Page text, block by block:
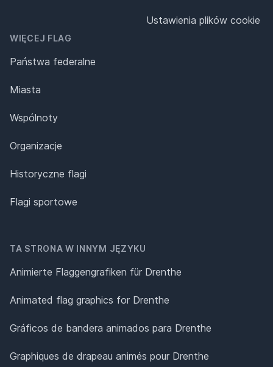
WIĘCEJ FLAG
Państwa federalne
Miasta
Wspólnoty
Organizacje
Historyczne flagi
Flagi sportowe
Ustawienia plików cookie
TA STRONA W INNYM JĘZYKU
Animierte Flaggengrafiken für Drenthe
Animated flag graphics for Drenthe
Gráficos de bandera animados para Drenthe
Graphiques de drapeau animés pour Drenthe